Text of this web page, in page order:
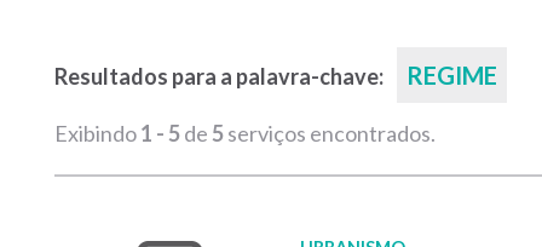
Resultados para a palavra-chave: REGIME
Exibindo1 - 5de 5serviços encontrados.